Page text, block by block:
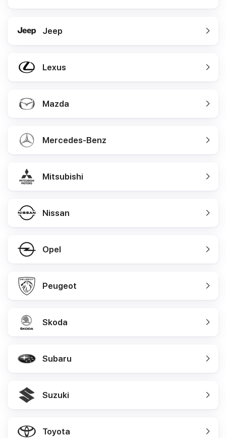
Jeep
Lexus
Mazda
Mercedes-Benz
Mitsubishi
Nissan
Opel
Peugeot
Skoda
Subaru
Suzuki
Toyota